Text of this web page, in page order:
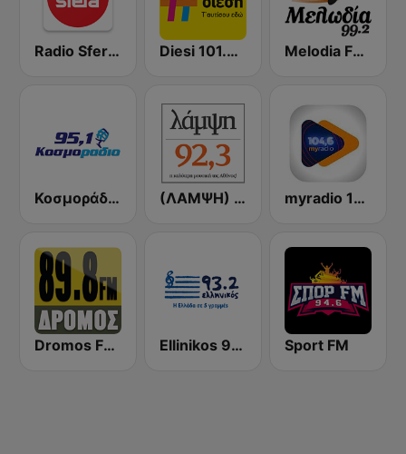
Radio Sfera 102.2 FM Diesi 101.3 FM Melodia FM (Μελωδία 99.2)
Κοσμοράδιο 95.1 FM (KosmoRadio) (ΛΑΜΨΗ) Lampsi 92.3 FM myradio 104.6 FM
Dromos FM - ΔΡΟΜΟΣ 89.8 Ellinikos 93.2 FM Sport FM